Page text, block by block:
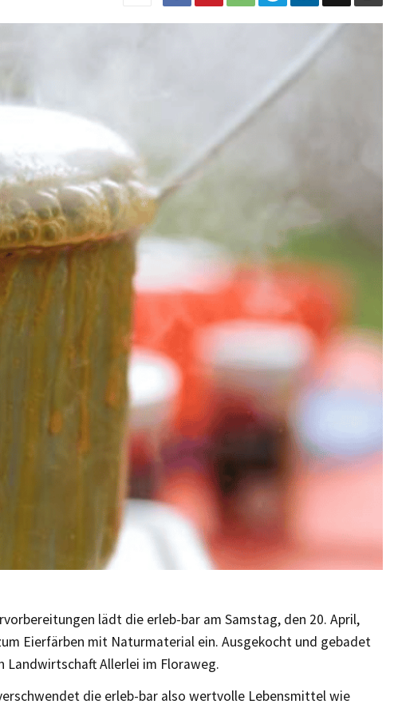
lädt die erleb-bar am Samstag, den 20. April,
Eierfärben mit Naturmaterial ein. Ausgekocht und gebadet
Landwirtschaft Allerlei im Floraweg.
die erleb-bar also wertvolle Lebensmittel wie